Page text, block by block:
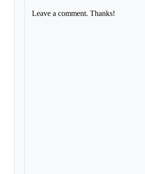
Leave a comment. Thanks!